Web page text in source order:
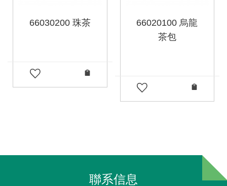
66030200 珠茶
66020100 烏龍
茶包
聯系信息